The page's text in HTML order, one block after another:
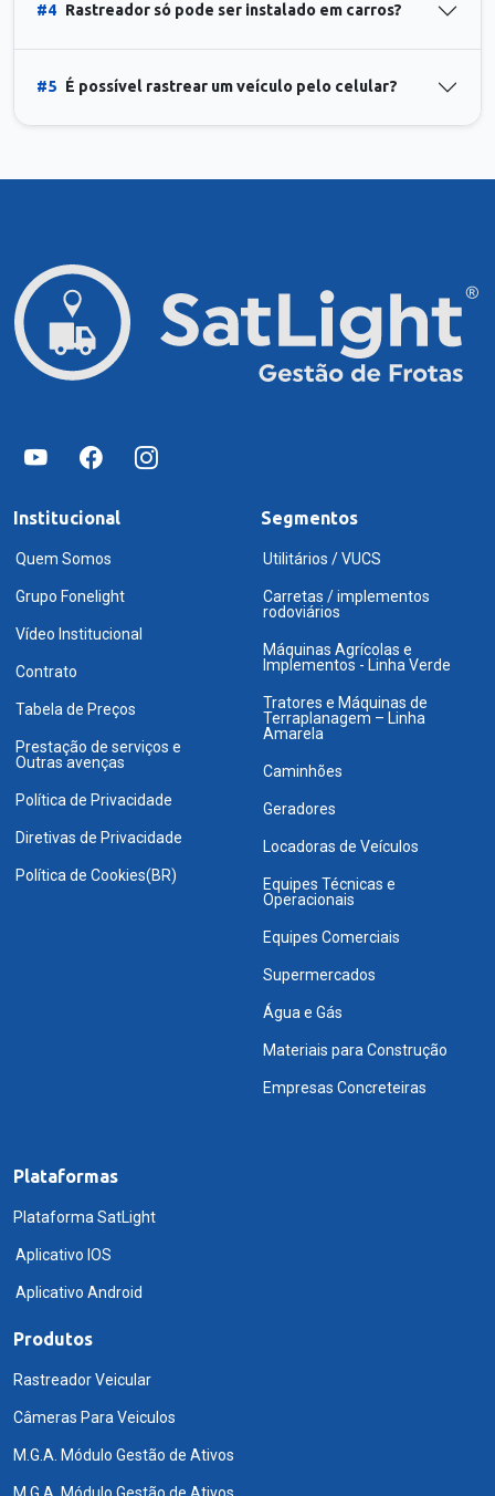
#4 Rastreador só pode ser instalado em carros?
#5 É possível rastrear um veículo pelo celular?
Institucional
Quem Somos
Grupo Fonelight
Vídeo Institucional
Contrato
Tabela de Preços
Prestação de serviços e
Outras avenças
Política de Privacidade
Diretivas de Privacidade
Política de Cookies(BR)
Segmentos
Utilitários / VUCS
Carretas / implementos
rodoviários
Máquinas Agrícolas e
Implementos - Linha Verde
Tratores e Máquinas de
Terraplanagem – Linha
Amarela
Caminhões
Geradores
Locadoras de Veículos
Equipes Técnicas e
Operacionais
Equipes Comerciais
Supermercados
Água e Gás
Materiais para Construção
Empresas Concreteiras
Plataformas
Plataforma SatLight
Aplicativo IOS
Aplicativo Android
Produtos
Rastreador Veicular
Câmeras Para Veiculos
M.G.A. Módulo Gestão de Ativos